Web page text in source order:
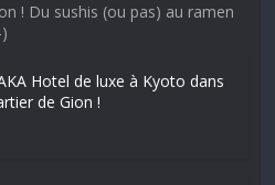
! Du sushis (ou pas) au ramen
Hotel de luxe à Kyoto dans
de Gion !